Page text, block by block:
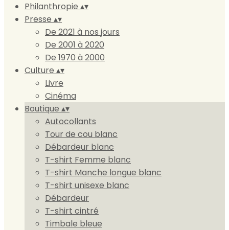
Philanthropie ▴▾
Presse ▴▾
De 2021 à nos jours
De 2001 à 2020
De 1970 à 2000
Culture ▴▾
Livre
Cinéma
Boutique ▴▾
Autocollants
Tour de cou blanc
Débardeur blanc
T-shirt Femme blanc
T-shirt Manche longue blanc
T-shirt unisexe blanc
Débardeur
T-shirt cintré
Timbale bleue